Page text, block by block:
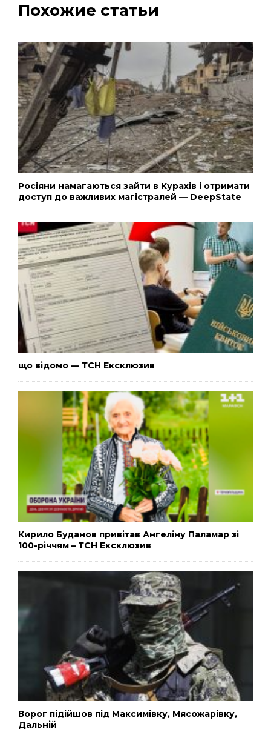
Похожие статьи
Росіяни намагаються зайти в Курахів і отримати
доступ до важливих магістралей — DeepState
що відомо — ТСН Ексклюзив
Кирило Буданов привітав Ангеліну Паламар зі
100-річчям – ТСН Ексклюзив
Ворог підійшов під Максимівку, Мясожарівку,
Дальній